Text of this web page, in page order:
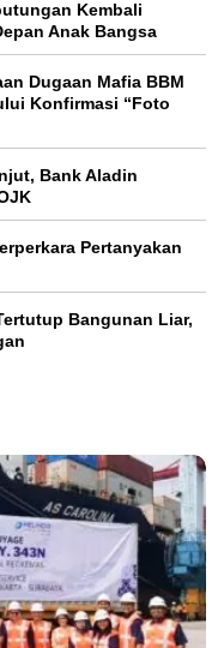
Kembali
Anak Bangsa
Dugaan Mafia BBM
Konfirmasi “Foto
Bank Aladin
Pertanyakan
Bangunan Liar,